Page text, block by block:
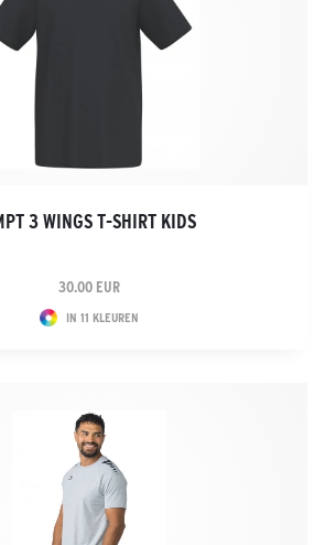
3 WINGS T-SHIRT KIDS
30.00 EUR
IN 11 KLEUREN